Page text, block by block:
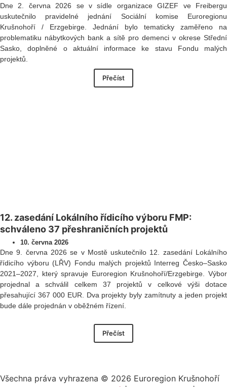
Dne 2. června 2026 se v sídle organizace GIZEF ve Freibergu
uskutečnilo pravidelné jednání Sociální komise Euroregionu
Krušnohoří / Erzgebirge. Jednání bylo tematicky zaměřeno na
problematiku nábytkových bank a sítě pro demenci v okrese Střední
Sasko, doplněné o aktuální informace ke stavu Fondu malých
projektů.
Přečíst
12. zasedání Lokálního řídicího výboru FMP:
schváleno 37 přeshraničních projektů
10. června 2026
Dne 9. června 2026 se v Mostě uskutečnilo 12. zasedání Lokálního
řídicího výboru (LŘV) Fondu malých projektů Interreg Česko–Sasko
2021–2027, který spravuje Euroregion Krušnohoří/Erzgebirge. Výbor
projednal a schválil celkem 37 projektů v celkové výši dotace
přesahující 367 000 EUR. Dva projekty byly zamítnuty a jeden projekt
bude dále projednán v oběžném řízení.
Přečíst
Všechna práva vyhrazena © 2026 Euroregion Krušnohoří